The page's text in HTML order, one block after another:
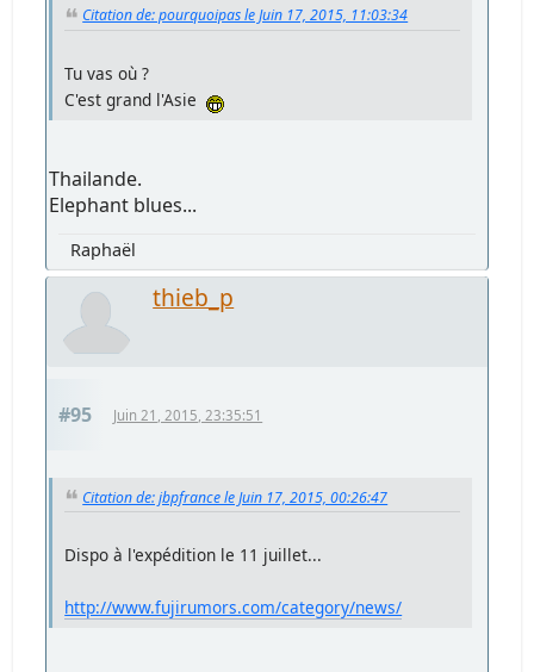
Citation de: pourquoipas le Juin 17, 2015, 11:03:34
Tu vas où ?
C'est grand l'Asie
Thailande.
Elephant blues...
Raphaël
thieb_p
#95 Juin 21, 2015, 23:35:51
Citation de: jbpfrance le Juin 17, 2015, 00:26:47
Dispo à l'expédition le 11 juillet...
http://www.fujirumors.com/category/news/